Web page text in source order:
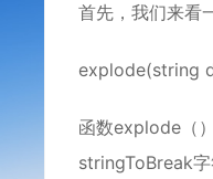
首先，我们来看
explode(string
函数explode（
stringToBreak字